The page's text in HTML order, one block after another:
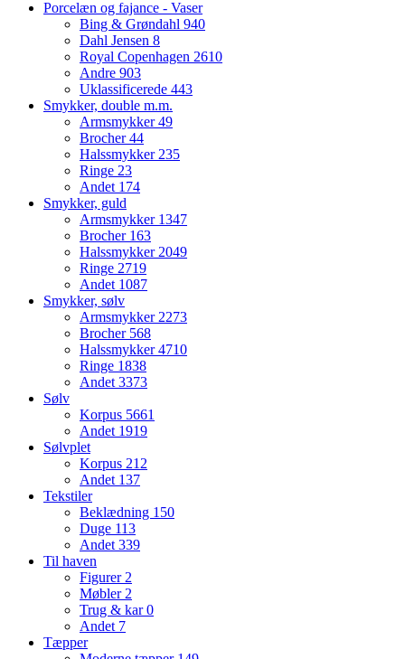
Porcelæn og fajance - Vaser
Bing & Grøndahl 940
Dahl Jensen 8
Royal Copenhagen 2610
Andre 903
Uklassificerede 443
Smykker, double m.m.
Armsmykker49
Brocher44
Halssmykker 235
Ringe 23
Andet 174
Smykker, guld
Armsmykker 1347
Brocher 163
Halssmykker 2049
Ringe 2719
Andet 1087
Smykker, sølv
Armsmykker 2273
Brocher 568
Halssmykker4710
Ringe 1838
Andet 3373
Sølv
Korpus 5661
Andet 1919
Sølvplet
Korpus 212
Andet 137
Tekstiler
Beklædning 150
Duge 113
Andet 339
Til haven
Figurer 2
Møbler 2
Trug & kar0
Andet 7
Tæpper